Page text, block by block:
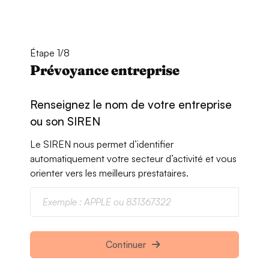
Étape 1/8
Prévoyance entreprise
Renseignez le nom de votre entreprise
ou son SIREN
Le SIREN nous permet d’identifier
automatiquement votre secteur d’activité et vous
orienter vers les meilleurs prestataires.
Continuer